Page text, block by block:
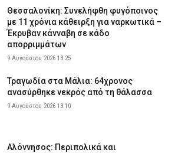
Θεσσαλονίκη: Συνελήφθη φυγόποινος
με 11 χρόνια κάθειρξη για ναρκωτικά –
Έκρυβαν κάνναβη σε κάδο
απορριμμάτων
9 Αυγούστου 2026 13:25
Τραγωδία στα Μάλια: 64χρονος
ανασύρθηκε νεκρός από τη θάλασσα
9 Αυγούστου 2026 13:10
Αλόννησος: Περιπολικά και